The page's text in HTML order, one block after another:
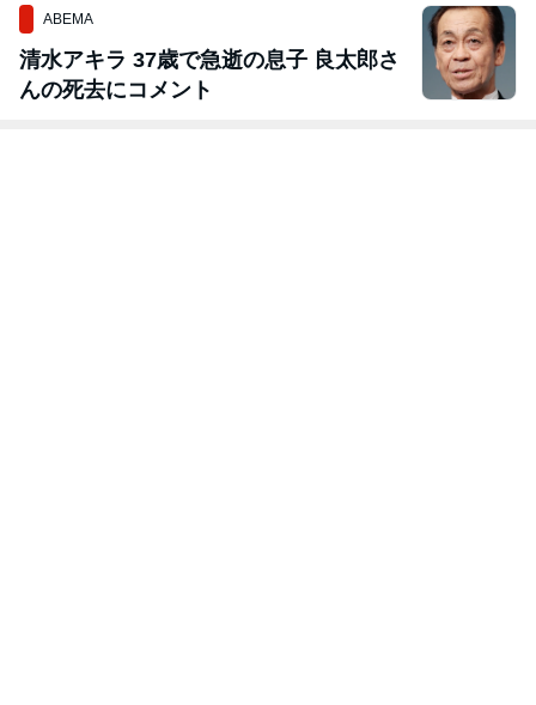
ABEMA
清水アキラ 37歳で急逝の息子 良太郎さ
んの死去にコメント